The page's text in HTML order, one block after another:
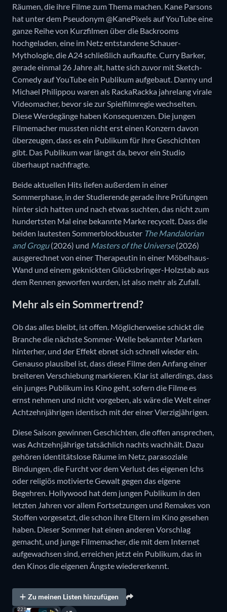
Räumen, die ihre Filme zum Thema machen. Kane Parsons
hat unter dem Pseudonym @KanePixels auf YouTube eine
ganze Reihe von Kurzfilmen über die Backrooms
hochgeladen, eine im Netz entstandene Schauer-
Mythologie, die A24 schließlich aufkaufte. Curry Barker,
gerade einmal 26 Jahre alt, hatte sich zuvor mit Sketch-
Comedy auf YouTube ein Publikum aufgebaut. Danny und
Michael Philippou waren als RackaRackka jahrelang virale
Videomacher, bevor sie zur Spielfilmregie wechselten.
Diese Werdegänge haben Konsequenzen. Die jungen
Filmemacher mussten nicht erst einen Konzern davon
überzeugen, dass es ein Publikum für ihre Geschichten
gibt. Das Publikum war längst da, bevor ein Studio
überhaupt nachfragte.
Beide aktuellen Hits liefen außerdem in einer
Sommerphase, in der Studierende gerade ihre Prüfungen
hinter sich hatten und nach etwas suchten, das nicht zum
hundertsten Mal eine bekannte Marke recycelt. Dass die
beiden lautesten Sommerblockbuster The Mandalorian
and Grogu(2026) und Masters of the Universe (2026)
ausgerechnet von einer Therapeutin in einer Möbelhaus-
Wand und einem geknickten Glücksbringer-Holzstab aus
dem Rennen geworfen wurden, ist also mehr als Zufall.
Mehr als ein Sommertrend?
Ob das alles bleibt, ist offen. Möglicherweise schickt die
Branche die nächste Sommer-Welle bekannter Marken
hinterher, und der Effekt ebnet sich schnell wieder ein.
Genauso plausibel ist, dass diese Filme den Anfang einer
breiteren Verschiebung markieren. Klar ist allerdings, dass
ein junges Publikum ins Kino geht, sofern die Filme es
ernst nehmen und nicht vorgeben, als wäre die Welt einer
Achtzehnjährigen identisch mit der einer Vierzigjährigen.
Diese Saison gewinnen Geschichten, die offen ansprechen,
was Achtzehnjährige tatsächlich nachts wachhält. Dazu
gehören identitätslose Räume im Netz, parasoziale
Bindungen, die Furcht vor dem Verlust des eigenen Ichs
oder religiös motivierte Gewalt gegen das eigene
Begehren. Hollywood hat dem jungen Publikum in den
letzten Jahren vor allem Fortsetzungen und Remakes von
Stoffen vorgesetzt, die schon ihre Eltern im Kino gesehen
haben. Dieser Sommer hat einen anderen Vorschlag
gemacht, und junge Filmemacher, die mit dem Internet
aufgewachsen sind, erreichen jetzt ein Publikum, das in
den Kinos die eigenen Ängste wiedererkennt.
Zu meinen Listen hinzufügen
221